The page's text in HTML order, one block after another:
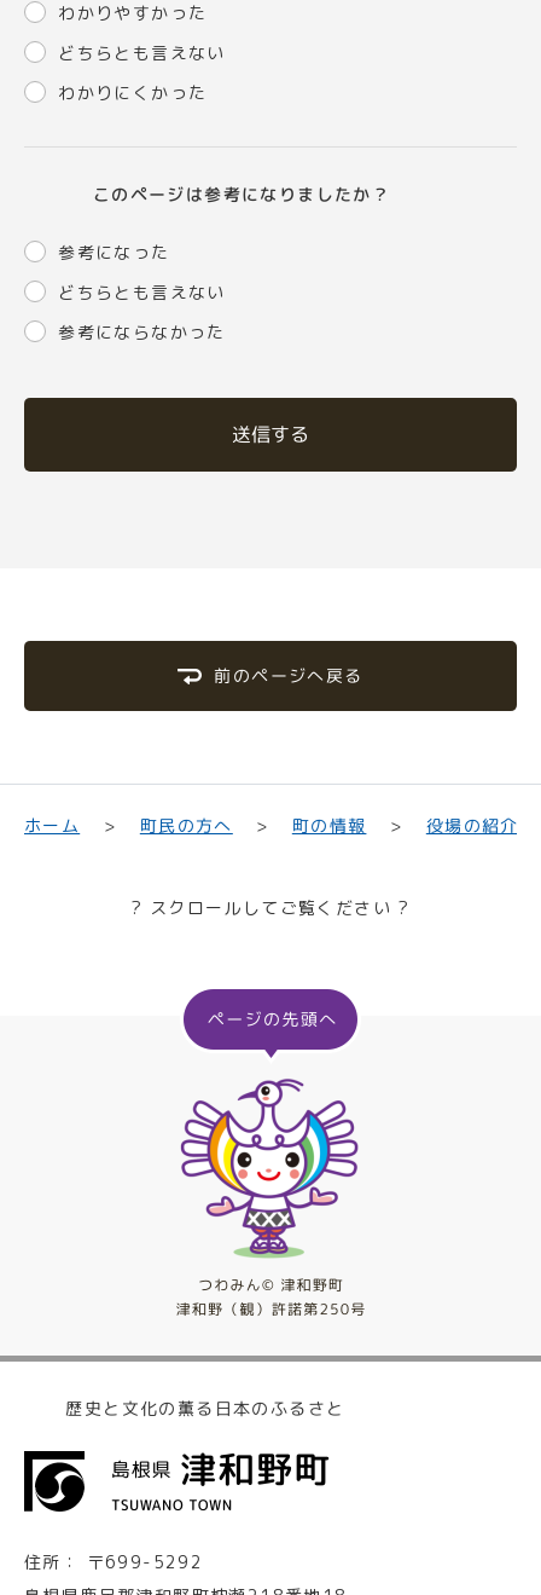
わかりやすかった
どちらとも言えない
わかりにくかった
このページは参考になりましたか？
参考になった
どちらとも言えない
参考にならなかった
送信する
前のページへ戻る
ホーム 町民の方へ 町の情報 役場の紹介
? スクロールしてご覧ください ?
歴史と文化の薫る日本のふるさと
住所：
〒699-5292